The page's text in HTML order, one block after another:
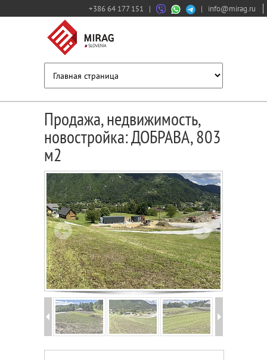
+386 64 177 151 | | info@mirag.ru
Продажа, недвижимость,
новостройка: ДОБРАВА, 803
м2